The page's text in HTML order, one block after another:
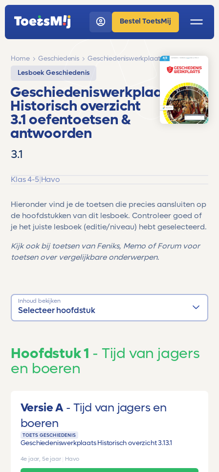
Bestel ToetsMij
Home Geschiedenis
Geschiedeniswerkplaats
Lesboek Geschiedenis
Geschiedeniswerkplaats
Historisch overzicht
3.1 oefentoetsen &
antwoorden
3.1
Klas 4-5|Havo
Hieronder vind je de toetsen die precies aansluiten op
de hoofdstukken van dit lesboek. Controleer goed of
je het juiste lesboek (editie/niveau) hebt geselecteerd.
Kijk ook bij toetsen van Feniks, Memo of Forum voor
toetsen over vergelijkbare onderwerpen.
Inhoud bekijken
Selecteer hoofdstuk
Hoofdstuk 1
Tijd van jagers
en boeren
Versie A
Tijd van jagers en
boeren
TOETS GESCHIEDENIS
Geschiedeniswerkplaats Historisch overzicht 3.13.1
4e jaar, 5e jaar Havo